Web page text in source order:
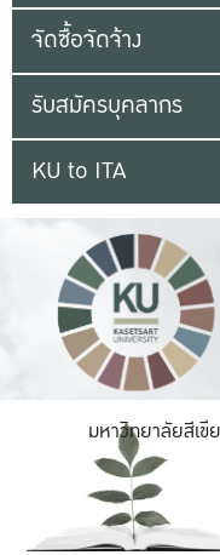
จัดซื้อจัดจ้าง
รับสมัครบุคลากร
KU to ITA
มหาวิทยาลัยสีเขี